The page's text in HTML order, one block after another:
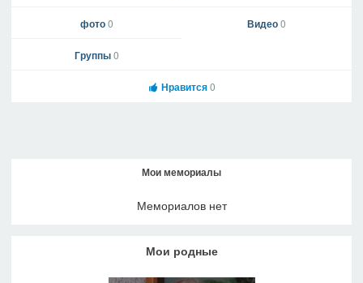
фото0 Видео0
Группы0
Нравится0
Мои мемориалы
Мемориалов нет
Мои родные